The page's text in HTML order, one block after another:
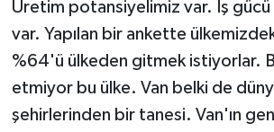
Üretim potansiyelimiz var. İş
var. Yapılan bir ankette
%64'ü ülkeden gitmek istiyorlar.
etmiyor bu ülke. Van belki de
şehirlerinden bir tanesi. Van'ın